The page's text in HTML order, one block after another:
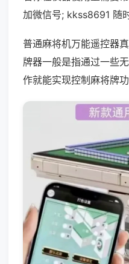
加微信号; kkss8691 随
普通麻将机万能遥控器
牌器一般是指通过一些
作就能实现控制麻将牌